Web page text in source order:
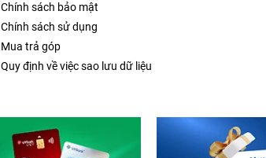
Chính sách bảo mật
Chính sách sử dụng
Mua trả góp
Quy định về việc sao lưu dữ liệu